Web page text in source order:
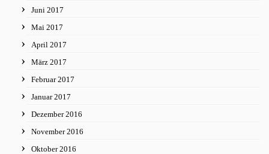
Juni 2017
Mai 2017
April 2017
März 2017
Februar 2017
Januar 2017
Dezember 2016
November 2016
Oktober 2016